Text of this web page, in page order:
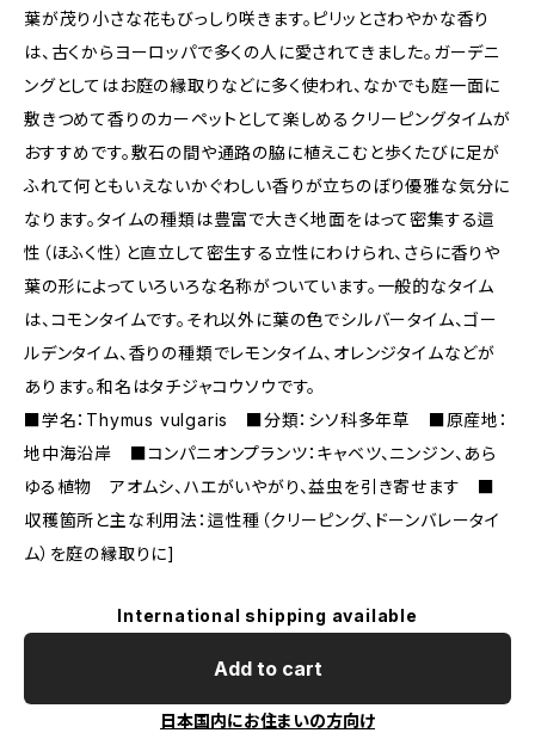
葉が茂り小さな花もびっしり咲きます。ピリッとさわやかな香り
は、古くからヨーロッパで多くの人に愛されてきました。ガーデニ
ングとしてはお庭の縁取りなどに多く使われ、なかでも庭一面に
敷きつめて香りのカーペットとして楽しめるクリーピングタイムが
おすすめです。敷石の間や通路の脇に植えこむと歩くたびに足が
ふれて何ともいえないかぐわしい香りが立ちのぼり優雅な気分に
なります。タイムの種類は豊富で大きく地面をはって密集する這
性（ほふく性）と直立して密生する立性にわけられ、さらに香りや
葉の形によっていろいろな名称がついています。一般的なタイム
は、コモンタイムです。それ以外に葉の色でシルバータイム、ゴー
ルデンタイム、香りの種類でレモンタイム、オレンジタイムなどが
あります。和名はタチジャコウソウです。
■学名：Thymus vulgaris ■分類：シソ科多年草 ■原産地：
地中海沿岸 ■コンパニオンプランツ：キャベツ、ニンジン、あら
ゆる植物 アオムシ、ハエがいやがり、益虫を引き寄せます ■
収穫箇所と主な利用法：這性種（クリーピング、ドーンバレータイ
ム）を庭の縁取りに]
International shipping available
Add to cart
日本国内にお住まいの方向け